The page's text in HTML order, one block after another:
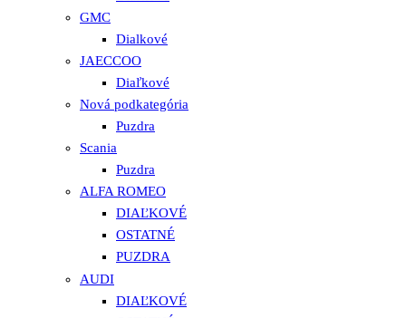
GMC
Dialkové
JAECCOO
Diaľkové
Nová podkategória
Puzdra
Scania
Puzdra
ALFA ROMEO
DIAĽKOVÉ
OSTATNÉ
PUZDRA
AUDI
DIAĽKOVÉ